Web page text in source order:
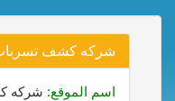
شركه كشف تسربات
اسم الموقع: شركه